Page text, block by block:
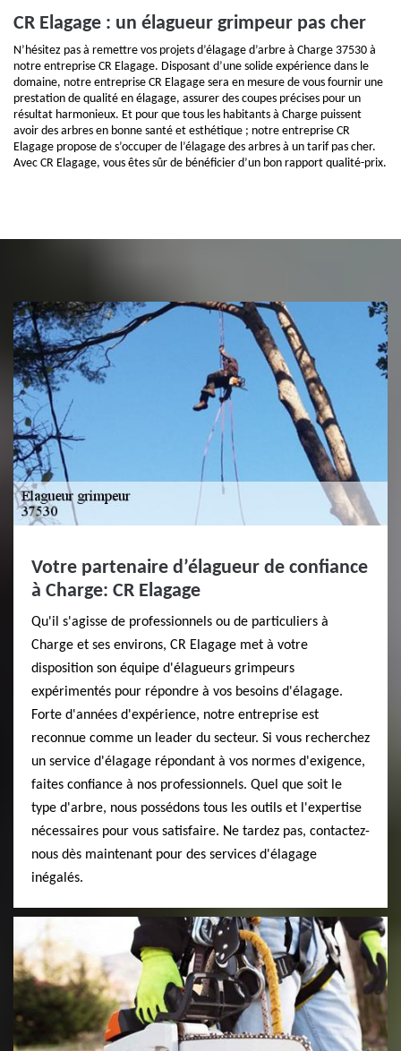
CR Elagage : un élagueur grimpeur pas cher
N’hésitez pas à remettre vos projets d’élagage d’arbre à Charge 37530 à
notre entreprise CR Elagage. Disposant d’une solide expérience dans le
domaine, notre entreprise CR Elagage sera en mesure de vous fournir une
prestation de qualité en élagage, assurer des coupes précises pour un
résultat harmonieux. Et pour que tous les habitants à Charge puissent
avoir des arbres en bonne santé et esthétique ; notre entreprise CR
Elagage propose de s’occuper de l’élagage des arbres à un tarif pas cher.
Avec CR Elagage, vous êtes sûr de bénéficier d’un bon rapport qualité-prix.
Votre partenaire d’élagueur de confiance
à Charge: CR Elagage
Qu'il s'agisse de professionnels ou de particuliers à
Charge et ses environs, CR Elagage met à votre
disposition son équipe d'élagueurs grimpeurs
expérimentés pour répondre à vos besoins d'élagage.
Forte d'années d'expérience, notre entreprise est
reconnue comme un leader du secteur. Si vous recherchez
un service d'élagage répondant à vos normes d'exigence,
faites confiance à nos professionnels. Quel que soit le
type d'arbre, nous possédons tous les outils et l'expertise
nécessaires pour vous satisfaire. Ne tardez pas, contactez-
nous dès maintenant pour des services d'élagage
inégalés.